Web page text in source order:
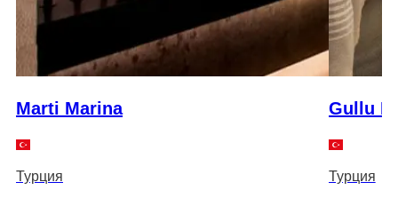
Marti Marina
Турция
Gullu
Турция